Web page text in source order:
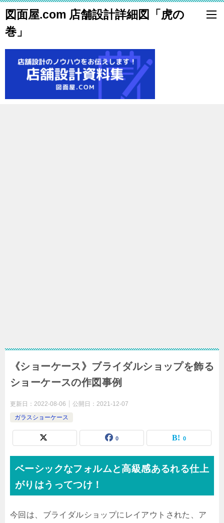
図面屋.com 店舗設計詳細図「虎の
巻」
《ショーケース》ブライダルショップを飾る
ショーケースの作図事例
更新日： 2022-08-06 公開日： 2021-12-07
ガラスショーケース
0 0
ベーシックなフォルムと高級感あるれる仕上
がりはうってつけ！
今回は、ブライダルショップにレイアウトされた、ア